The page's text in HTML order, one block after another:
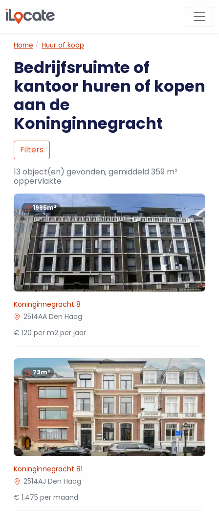
Home Huur of koop
Bedrijfsruimte of
kantoor huren of kopen
aan de
Koninginnegracht
Filters
13 object(en) gevonden, gemiddeld 359 m²
oppervlakte
1995m²
Koninginnegracht 8
2514AA Den Haag
€ 120 per m2 per jaar
73m²
Koninginnegracht 81
2514AJ Den Haag
€ 1.475 per maand